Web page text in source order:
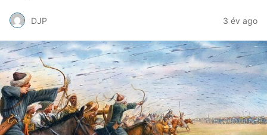
DJP 3 év ago